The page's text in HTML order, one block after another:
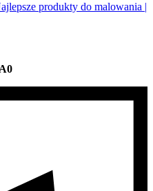
produkty do malowania |